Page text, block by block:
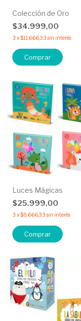
Colección de Oro
$34.999,00
3 x$11.666,33 sin interés
Comprar
Luces Mágicas
$25.999,00
3 x$8.666,33 sin interés
Comprar